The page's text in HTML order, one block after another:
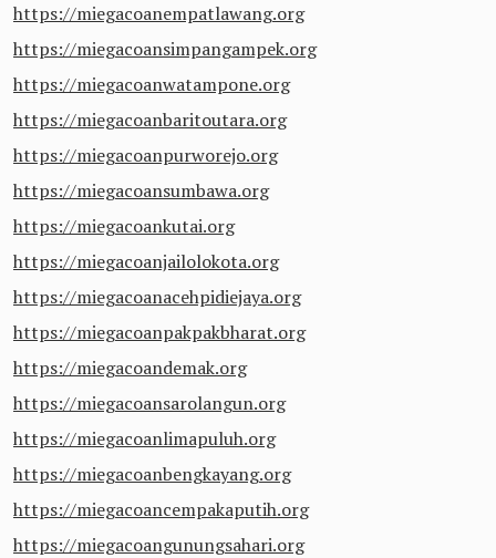
https://miegacoanempatlawang.org
https://miegacoansimpangampek.org
https://miegacoanwatampone.org
https://miegacoanbaritoutara.org
https://miegacoanpurworejo.org
https://miegacoansumbawa.org
https://miegacoankutai.org
https://miegacoanjailolokota.org
https://miegacoanacehpidiejaya.org
https://miegacoanpakpakbharat.org
https://miegacoandemak.org
https://miegacoansarolangun.org
https://miegacoanlimapuluh.org
https://miegacoanbengkayang.org
https://miegacoancempakaputih.org
https://miegacoangunungsahari.org